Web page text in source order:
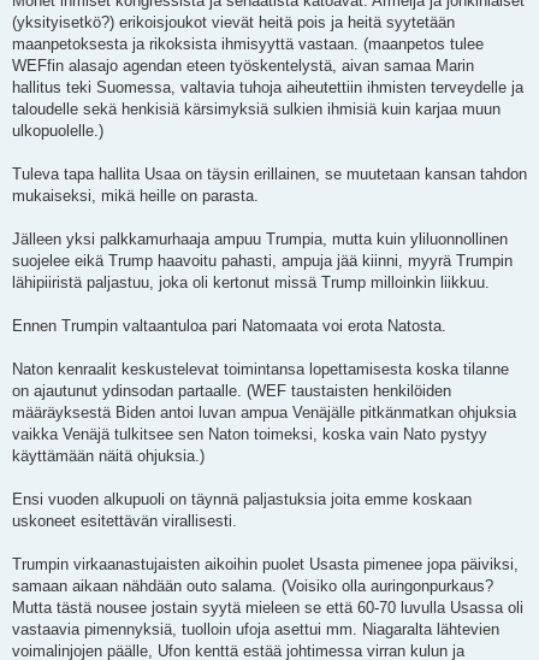
(yksityisetkö?) erikoisjoukot vievät heitä pois ja heitä syytetään
maanpetoksesta ja rikoksista ihmisyyttä vastaan. (maanpetos tulee
WEFfin alasajo agendan eteen työskentelystä, aivan samaa Marin
hallitus teki Suomessa, valtavia tuhoja aiheutettiin ihmisten terveydelle ja
taloudelle sekä henkisiä kärsimyksiä sulkien ihmisiä kuin karjaa muun
ulkopuolelle.)
Tuleva tapa hallita Usaa on täysin erillainen, se muutetaan kansan tahdon
mukaiseksi, mikä heille on parasta.
Jälleen yksi palkkamurhaaja ampuu Trumpia, mutta kuin yliluonnollinen
suojelee eikä Trump haavoitu pahasti, ampuja jää kiinni, myyrä Trumpin
lähipiiristä paljastuu, joka oli kertonut missä Trump milloinkin liikkuu.
Ennen Trumpin valtaantuloa pari Natomaata voi erota Natosta.
Naton kenraalit keskustelevat toimintansa lopettamisesta koska tilanne
on ajautunut ydinsodan partaalle. (WEF taustaisten henkilöiden
määräyksestä Biden antoi luvan ampua Venäjälle pitkänmatkan ohjuksia
vaikka Venäjä tulkitsee sen Naton toimeksi, koska vain Nato pystyy
käyttämään näitä ohjuksia.)
Ensi vuoden alkupuoli on täynnä paljastuksia joita emme koskaan
uskoneet esitettävän virallisesti.
Trumpin virkaanastujaisten aikoihin puolet Usasta pimenee jopa päiviksi,
samaan aikaan nähdään outo salama. (Voisiko olla auringonpurkaus?
Mutta tästä nousee jostain syytä mieleen se että 60-70 luvulla Usassa oli
vastaavia pimennyksiä, tuolloin ufoja asettui mm. Niagaralta lähtevien
voimalinjojen päälle, Ufon kenttä estää johtimessa virran kulun ja